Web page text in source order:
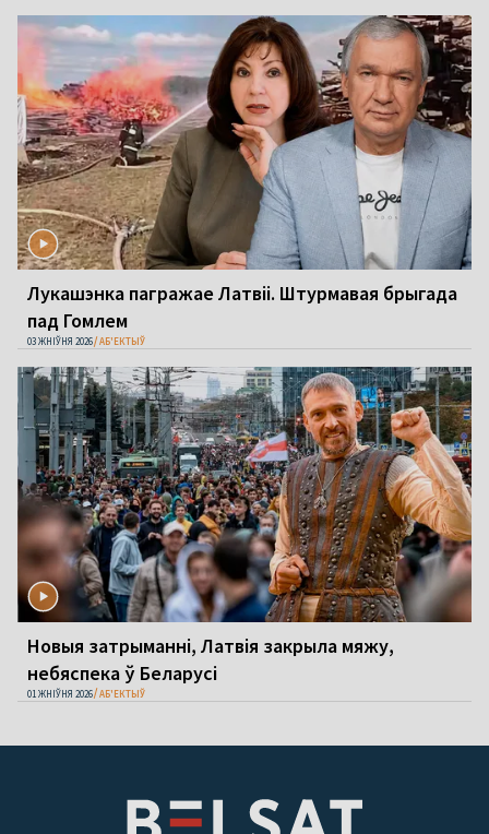
Лукашэнка пагражае Латвіі. Штурмавая брыгада
пад Гомлем
03 ЖНІЎНЯ 2026 АБ'ЕКТЫЎ
Новыя затрыманні, Латвія закрыла мяжу,
небяспека ў Беларусі
01 ЖНІЎНЯ 2026 АБ'ЕКТЫЎ